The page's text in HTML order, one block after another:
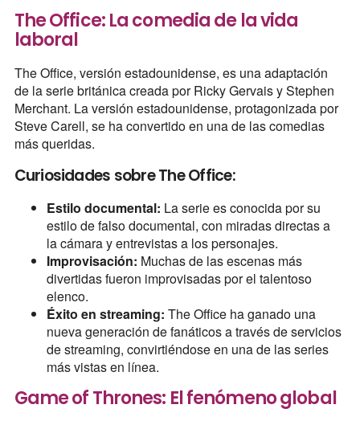
The Office: La comedia de la vida
laboral
The Office, versión estadounidense, es una adaptación
de la serie británica creada por Ricky Gervais y Stephen
Merchant. La versión estadounidense, protagonizada por
Steve Carell, se ha convertido en una de las comedias
más queridas.
Curiosidades sobre The Office:
Estilo documental: La serie es conocida por su
estilo de falso documental, con miradas directas a
la cámara y entrevistas a los personajes.
Improvisación: Muchas de las escenas más
divertidas fueron improvisadas por el talentoso
elenco.
Éxito en streaming: The Office ha ganado una
nueva generación de fanáticos a través de servicios
de streaming, convirtiéndose en una de las series
más vistas en línea.
Game of Thrones: El fenómeno global